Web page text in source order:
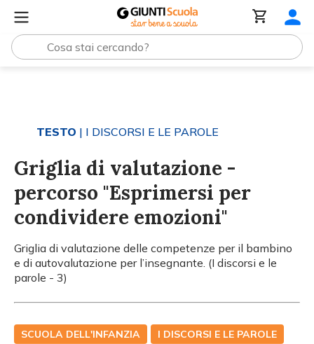
TESTO | I DISCORSI E LE PAROLE
Griglia di valutazione -
percorso "Esprimersi per
condividere emozioni"
Griglia di valutazione delle competenze per il bambino
e di autovalutazione per l’insegnante. (I discorsi e le
parole - 3)
SCUOLA DELL'INFANZIA I DISCORSI E LE PAROLE